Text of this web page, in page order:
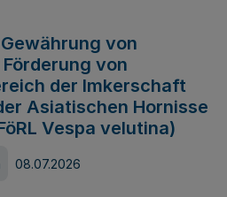
von
von
der Imkerschaft
Asiatischen Hornisse
Vespa velutina)
08.07.2026